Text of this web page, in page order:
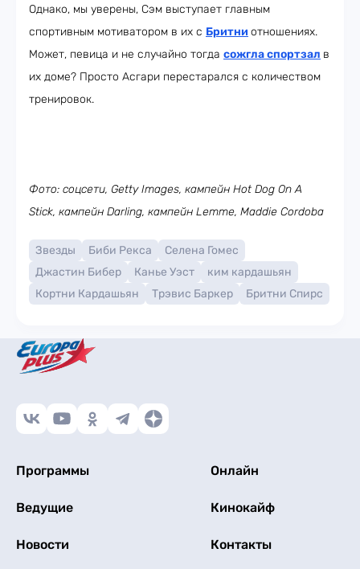
Однако, мы уверены, Сэм выступает главным
спортивным мотиватором в их с Бритни отношениях.
Может, певица и не случайно тогда сожгла спортзал в
их доме? Просто Асгари перестарался с количеством
тренировок.
Фото: соцсети, Getty Images, кампейн Ноt Dog On A
Stick, кампейн Darling, кампейн Lemme, Maddie Cordoba
Звезды Биби Рекса
Селена Гомес
Джастин Бибер
Канье Уэст
ким кардашьян
Кортни Кардашьян
Трэвис Баркер Бритни Спирс
Программы Онлайн
Ведущие Кинокайф
Новости Контакты